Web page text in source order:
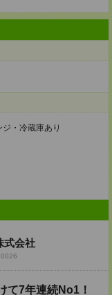
・冷蔵庫あり
式会社
て7年連続No1！